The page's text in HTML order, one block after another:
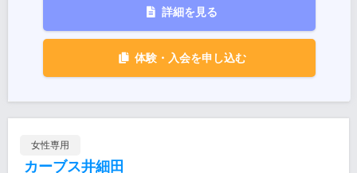
詳細を見る
体験・入会を申し込む
女性専用
カーブス井細田